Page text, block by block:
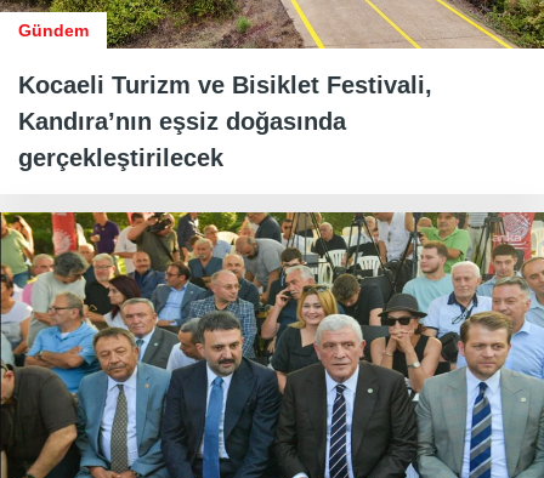
Gündem
Kocaeli Turizm ve Bisiklet Festivali,
Kandıra’nın eşsiz doğasında
gerçekleştirilecek